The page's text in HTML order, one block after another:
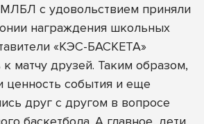
с удовольствием приняли
награждения школьных
«КЭС-БАСКЕТА»
матчу друзей. Таким образом,
события и еще
друг с другом в вопросе